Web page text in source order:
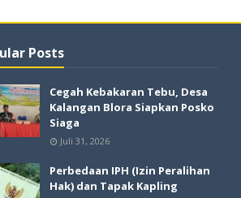
Posts
Cegah Kebakaran Tebu, Desa
Kalangan Blora Siapkan Posko
Siaga
Juli 31, 2026
Perbedaan IPH (Izin Peralihan
Hak) dan Tapak Kapling